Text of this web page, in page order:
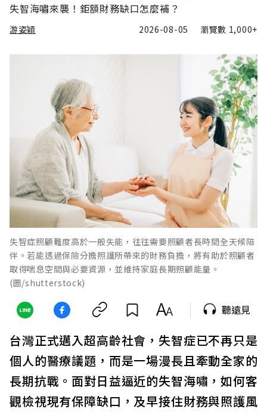
失智海嘯來襲！鉅額財務缺口怎麼補？
游姿穎 2026-08-05 瀏覽數 1,000+
失智症照顧難度高於一般失能，往往需要照顧者長時間全天候陪
伴。若能透過保險分擔照護所帶來的財務負擔，將有助於照顧者
取得喘息空間與必要資源，並維持家庭長期照顧能量。
(圖/shutterstock)
聽遠見
台灣正式邁入超高齡社會，失智症已不再只是
個人的醫療議題，而是一場漫長且牽動全家的
長期抗戰。面對日益逼近的失智海嘯，如何客
觀檢視現有保障缺口，及早接住財務與照護風